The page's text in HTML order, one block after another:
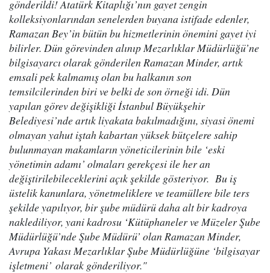
gönderildi! Atatürk Kitaplığı’nın gayet zengin
kolleksiyonlarından senelerden buyana istifade edenler,
Ramazan Bey’in bütün bu hizmetlerinin önemini gayet iyi
bilirler. Dün görevinden alınıp Mezarlıklar Müdürlüğü’ne
bilgisayarcı olarak gönderilen Ramazan Minder, artık
emsali pek kalmamış olan bu halkanın son
temsilcilerinden biri ve belki de son örneği idi. Dün
yapılan görev değişikliği İstanbul Büyükşehir
Belediyesi’nde artık liyakata bakılmadığını, siyasi önemi
olmayan yahut iştah kabartan yüksek bütçelere sahip
bulunmayan makamların yöneticilerinin bile ‘eski
yönetimin adamı’ olmaları gerekçesi ile her an
değiştirilebileceklerini açık şekilde gösteriyor. Bu iş
üstelik kanunlara, yönetmeliklere ve teamüllere bile ters
şekilde yapılıyor, bir şube müdürü daha alt bir kadroya
naklediliyor, yani kadrosu ‘Kütüphaneler ve Müzeler Şube
Müdürlüğü’nde Şube Müdürü’ olan Ramazan Minder,
Avrupa Yakası Mezarlıklar Şube Müdürlüğüne ‘bilgisayar
işletmeni’ olarak gönderiliyor."